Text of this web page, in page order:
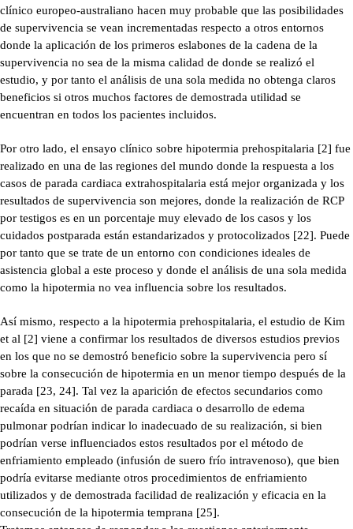
clínico europeo-australiano hacen muy probable que las posibilidades
de supervivencia se vean incrementadas respecto a otros entornos
donde la aplicación de los primeros eslabones de la cadena de la
supervivencia no sea de la misma calidad de donde se realizó el
estudio, y por tanto el análisis de una sola medida no obtenga claros
beneficios si otros muchos factores de demostrada utilidad se
encuentran en todos los pacientes incluidos.
Por otro lado, el ensayo clínico sobre hipotermia prehospitalaria [2] fue
realizado en una de las regiones del mundo donde la respuesta a los
casos de parada cardiaca extrahospitalaria está mejor organizada y los
resultados de supervivencia son mejores, donde la realización de RCP
por testigos es en un porcentaje muy elevado de los casos y los
cuidados postparada están estandarizados y protocolizados [22]. Puede
por tanto que se trate de un entorno con condiciones ideales de
asistencia global a este proceso y donde el análisis de una sola medida
como la hipotermia no vea influencia sobre los resultados.
Así mismo, respecto a la hipotermia prehospitalaria, el estudio de Kim
et al [2] viene a confirmar los resultados de diversos estudios previos
en los que no se demostró beneficio sobre la supervivencia pero sí
sobre la consecución de hipotermia en un menor tiempo después de la
parada [23, 24]. Tal vez la aparición de efectos secundarios como
recaída en situación de parada cardiaca o desarrollo de edema
pulmonar podrían indicar lo inadecuado de su realización, si bien
podrían verse influenciados estos resultados por el método de
enfriamiento empleado (infusión de suero frío intravenoso), que bien
podría evitarse mediante otros procedimientos de enfriamiento
utilizados y de demostrada facilidad de realización y eficacia en la
consecución de la hipotermia temprana [25].